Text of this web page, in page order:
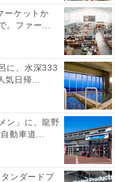
は？
ーケットか
。ファー...
に、水深333
気日帰...
ン」に、龍野
動車道...
ンダードプ